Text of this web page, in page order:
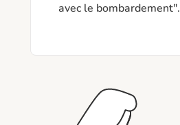
avec le bombardement".